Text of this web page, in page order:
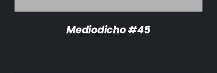
Mediodicho #45